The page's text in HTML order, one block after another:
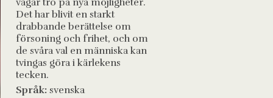
vågar tro på nya möjligheter.
Det har blivit en starkt
drabbande berättelse om
försoning och frihet, och om
de svåra val en människa kan
tvingas göra i kärlekens
tecken.
Språk: svenska